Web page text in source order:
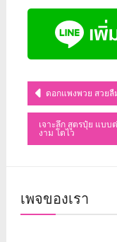
แนะแนว
เรื่อง
ดอกแพงพวย สวย
เจาะลึก สูตรปุ๋ย แบบต่
งาม โตไว
เพจของเรา